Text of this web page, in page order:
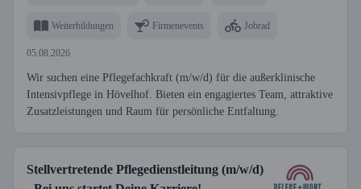
Weiterbildungen Firmenevents Jobrad
05.08.2026
Wir suchen eine Pflegefachkraft (m/w/d) für die außerklinische
Intensivpflege in Hövelhof. Bieten ein engagiertes Team, attraktive
Zusatzleistungen und Raum für persönliche Entfaltung.
Stellvertretende Pflegedienstleitung (m/w/d)